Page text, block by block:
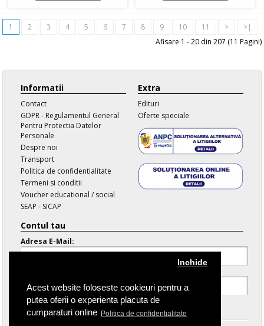
Acest website foloseste cookieuri pentru a
putea oferii o experienta placuta de
cumparaturi online Politica de confidentialitate
Inchide
1 2 3 4 5 6 7 8 9 10 11 >
>|
Afisare 1 - 20 din 207 (11 Pagini)
Informatii
Contact
GDPR - Regulamentul General
Pentru Protectia Datelor
Personale
Despre noi
Transport
Politica de confidentialitate
Termeni si conditii
Voucher educational / social
SEAP - SICAP
Extra
Edituri
Oferte speciale
Contul tau
Adresa E-Mail:
Parola Uitata